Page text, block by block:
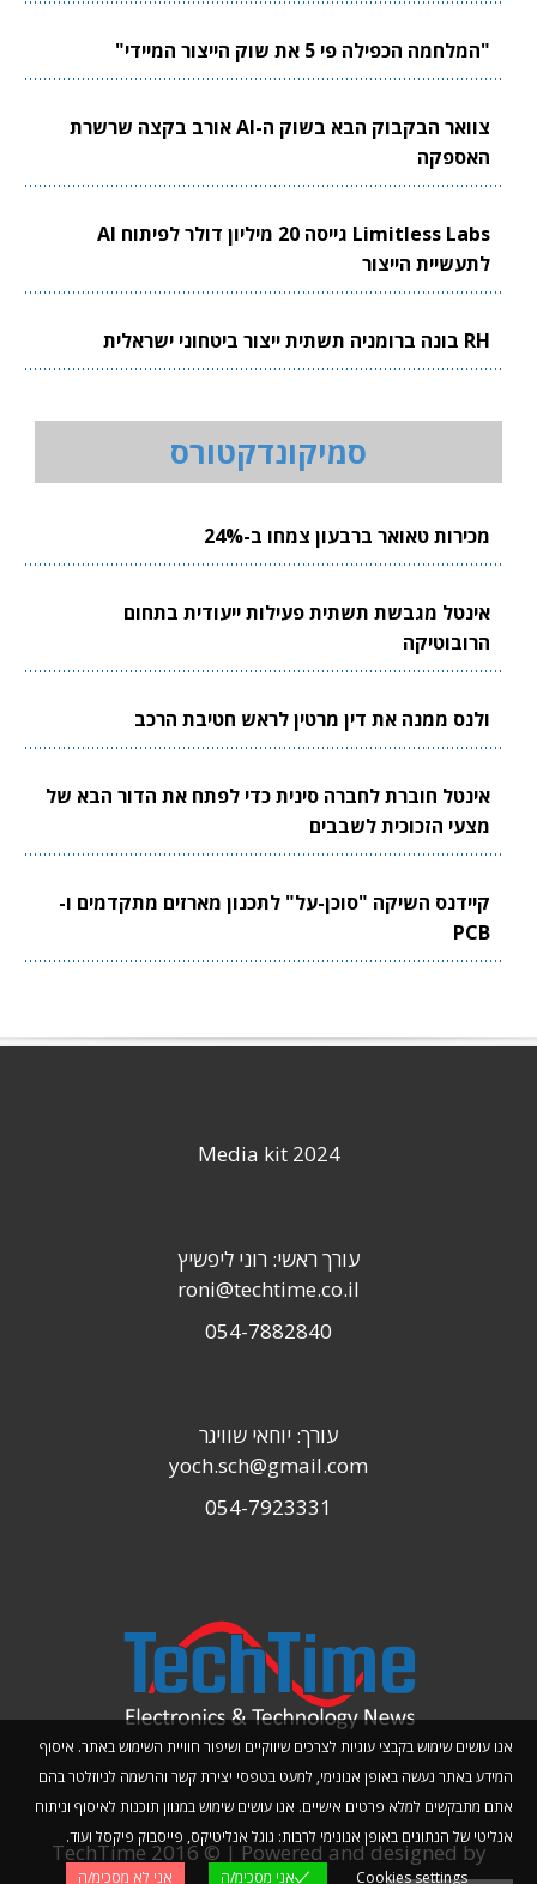
"המלחמה הכפילה פי 5 את שוק הייצור המיידי"
צוואר הבקבוק הבא בשוק ה-AI אורב בקצה שרשרת
האספקה
Limitless Labs גייסה 20 מיליון דולר לפיתוח AI
לתעשיית הייצור
RH בונה ברומניה תשתית ייצור ביטחוני ישראלית
סמיקונדקטורס
מכירות טאואר ברבעון צמחו ב-24%
אינטל מגבשת תשתית פעילות ייעודית בתחום
הרובוטיקה
ולנס ממנה את דין מרטין לראש חטיבת הרכב
אינטל חוברת לחברה סינית כדי לפתח את הדור הבא של
מצעי הזכוכית לשבבים
קיידנס השיקה "סוכן-על" לתכנון מארזים מתקדמים ו-
PCB
אנו עושים שימוש בקבצי עוגיות לצרכים שיווקיים ושיפור חוויית השימוש באתר. איסוף
המידע באתר נעשה באופן אנונימי, למעט בטפסי יצירת קשר והרשמה לניוזלטר בהם
אתם מתבקשים למלא פרטים אישיים. אנו עושים שימוש במגוון תוכנות לאיסוף וניתוח
אנליטי של הנתונים באופן אנונימי לרבות: גוגל אנליטיקס, פייסבוק פיקסל ועוד.
Cookies settings
אני מסכימ/ה אני לא מסכימ/ה
Media kit 2024
עורך ראשי: רוני ליפשיץ
roni@techtime.co.il
054-7882840
עורך: יוחאי שוויגר
yoch.sch@gmail.com
054-7923331
TechTime 2016 © | Powered and designed by